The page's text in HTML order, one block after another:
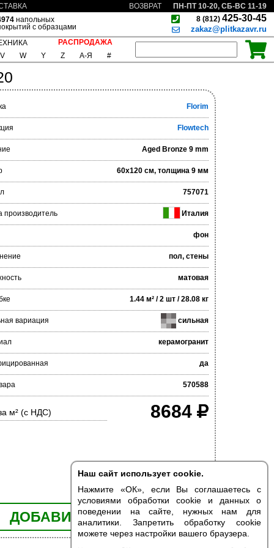
Наш сайт использует cookie.
Нажмите «ОК», если Вы соглашаетесь с
условиями обработки cookie и данных о
поведении на сайте, нужных нам для
аналитики. Запретить обработку cookie
можете через настройки вашего браузера.
ВОЗВРАТ
ПН-ПТ 10-20, СБ-ВС 11-19
напольных
с образцами
8 (812) 425-30-45
zakaz@plitkazavr.ru
РАСПРОДАЖА
V W Y Z А-Я #
Florim
Flowtech
Aged Bronze 9 mm
60x120 см, толщина 9 мм
757071
производитель Италия
фон
пол, стены
матовая
1.44 м² / 2 шт / 28.08 кг
вариация сильная
керамогранит
да
570588
м² (с НДС) 8684
ДОБАВИТЬ В КОРЗИНУ